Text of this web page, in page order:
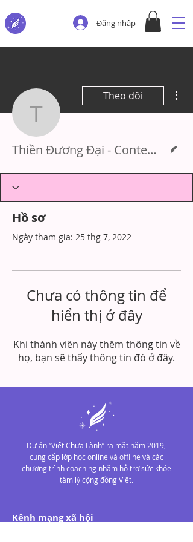
Đăng nhập
Thiền Đương
Theo dõi
Thiền Đương Đại - Contemporary Meditation Class
Hồ sơ
Ngày tham gia: 25 thg 7, 2022
Chưa có thông tin để
hiển thị ở đây
Khi thành viên này thêm thông tin về
họ, bạn sẽ thấy thông tin đó ở đây.
Dự án “Viết Chữa Lành” ra mắt năm 2019,
cung cấp lớp học online và offline và các
chương trình coaching nhằm hỗ trợ sức khỏe
tâm lý cộng đồng Việt.
Kênh mạng xã hội